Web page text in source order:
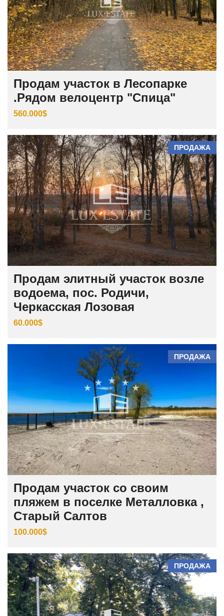
Продам участок в Лесопарке
.Рядом велоцентр "Спица"
560.000$
ПРОДАЖА
Продам элитный участок возле
водоема, пос. Родичи,
Черкасская Лозовая
60.000$
ПРОДАЖА
Продам участок со своим
пляжем в поселке Металловка ,
Старый Салтов
100.000$
ПРОДАЖА